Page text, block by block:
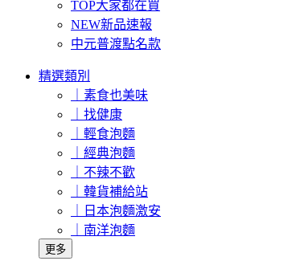
TOP大家都在買
NEW新品速報
中元普渡點名款
精選類別
｜素食也美味
｜找健康
｜輕食泡麵
｜經典泡麵
｜不辣不歡
｜韓貨補給站
｜日本泡麵激安
｜南洋泡麵
更多